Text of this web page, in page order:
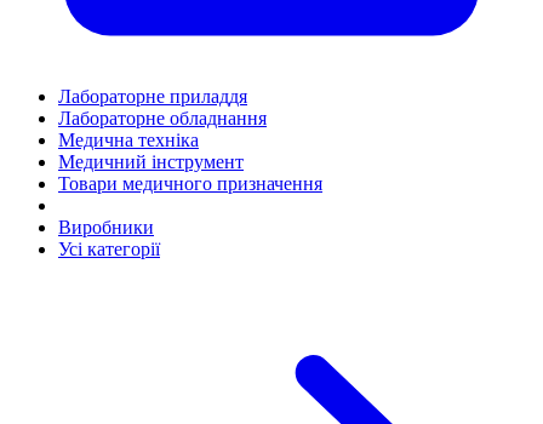
Лабораторне приладдя
Лабораторне обладнання
Медична техніка
Медичний інструмент
Товари медичного призначення
Виробники
Усі категорії